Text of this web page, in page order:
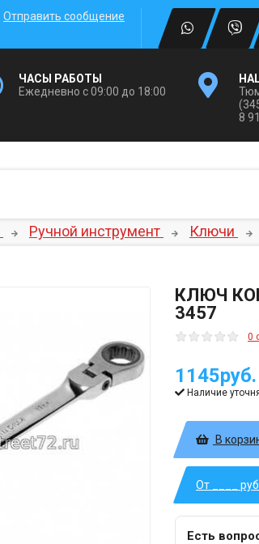
Отправить сообщение
ЧАСЫ РАБОТЫ
Ежедневно с 09:00 до 18:00
8
Ручной инструмент Ключи
КЛЮЧ
3457
0
1145руб.
Наличие
В
От ____
Есть